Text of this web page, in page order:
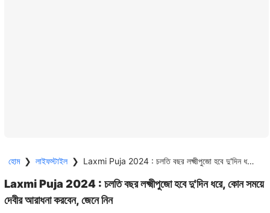
হোম ❯ লাইফস্টাইল ❯ Laxmi Puja 2024 : চলতি বছর লক্ষ্মীপুজো হবে দু'দিন ধরে, কোন সময়ে দেবীর আরাধনা করবেন, জেনে নিন
Laxmi Puja 2024 : চলতি বছর লক্ষ্মীপুজো হবে দু'দিন ধরে, কোন সময়ে
দেবীর আরাধনা করবেন, জেনে নিন